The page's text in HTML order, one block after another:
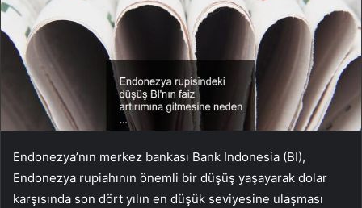
Endonezya’nın merkez bankası Bank Indonesia (BI),
Endonezya rupiahının önemli bir düşüş yaşayarak dolar
karşısında son dört yılın en düşük seviyesine ulaşması